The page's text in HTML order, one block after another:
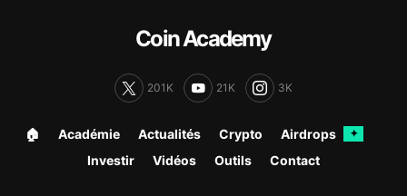
Coin Academy
201K 21K 3K
🏠︎ Académie Actualités Crypto Airdrops ✦
Investir Vidéos Outils Contact